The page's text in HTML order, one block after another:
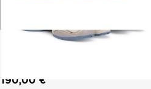
NEW BALANCE
190,00 €